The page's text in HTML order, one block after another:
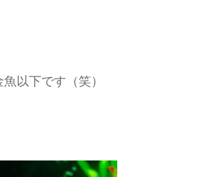
以下です（笑）